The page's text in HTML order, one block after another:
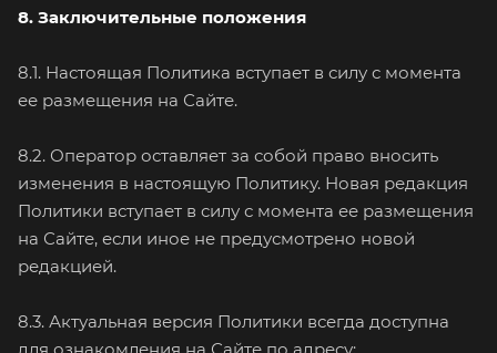
8. Заключительные положения
8.1. Настоящая Политика вступает в силу с момента
ее размещения на Сайте.
8.2. Оператор оставляет за собой право вносить
изменения в настоящую Политику. Новая редакция
Политики вступает в силу с момента ее размещения
на Сайте, если иное не предусмотрено новой
редакцией.
8.3. Актуальная версия Политики всегда доступна
для ознакомления на Сайте по адресу: